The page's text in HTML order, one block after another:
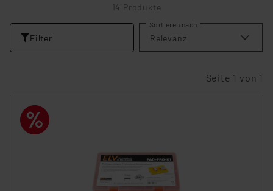
14 Produkte
Filter
Sortieren nach
Relevanz
Seite 1 von 1